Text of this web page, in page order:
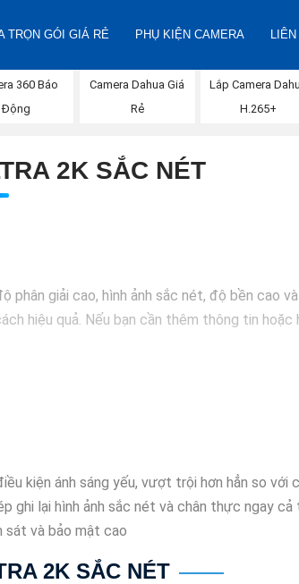
TRỌN GÓI GIÁ RẺ PHỤ KIỆN CAMERA
360 Báo
Động
Camera Dahua Giá
Rẻ
Lắp Camera
H.265+
2K SẮC NÉT
phân giải cao, hình ảnh sắc nét, độ bền cao
hiệu quả. Nếu bạn cần thêm thông tin
kiện ánh sáng yếu, vượt trội hơn hẳn so với
ghi lại hình ảnh sắc nét và chân thực ngay
sát và bảo mật cao
2K SẮC NÉT